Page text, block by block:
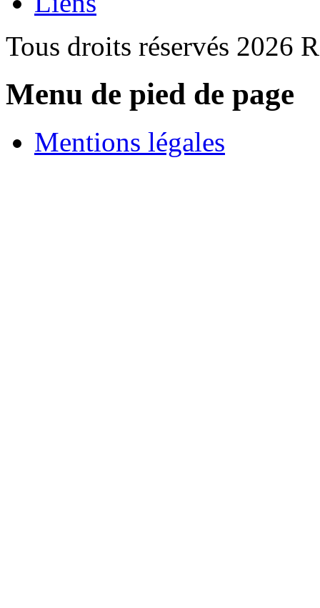
Tous droits réservés 2026
Menu de pied de page
Mentions légales